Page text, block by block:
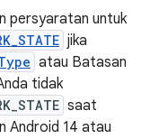
persyaratan untuk
jika
atau Batasan
tidak
saat
Android 14 atau